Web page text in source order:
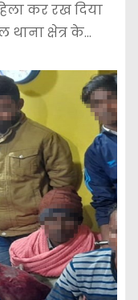
कर रख दिया
क्षेत्र के…